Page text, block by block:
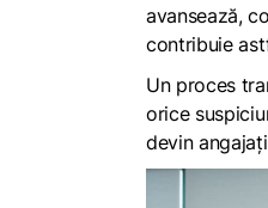
avansează,
contribuie
Un proces
orice
devin